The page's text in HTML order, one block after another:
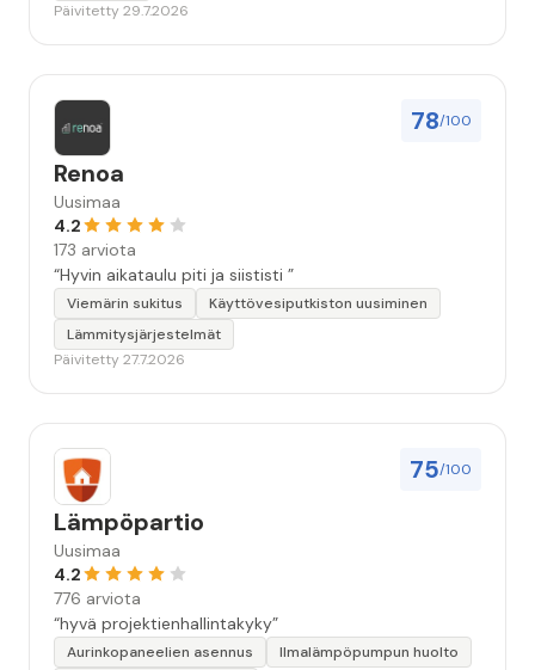
Päivitetty 29.7.2026
78/100
Renoa
Uusimaa
4.2
173 arviota
“Hyvin aikataulu piti ja siististi ”
Viemärin sukitus
Käyttövesiputkiston uusiminen
Lämmitysjärjestelmät
Päivitetty 27.7.2026
75/100
Lämpöpartio
Uusimaa
4.2
776 arviota
“hyvä projektienhallintakyky”
Aurinkopaneelien asennus
Ilmalämpöpumpun huolto